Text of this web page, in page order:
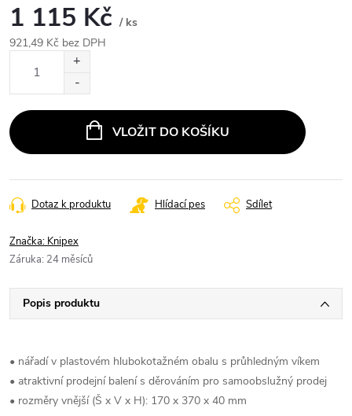
1 115 Kč / ks
921,49 Kč bez DPH
VLOŽIT DO KOŠÍKU
Dotaz k produktu Hlídací pes Sdílet
Značka: Knipex
Záruka: 24 měsíců
Popis produktu
• nářadí v plastovém hlubokotažném obalu s průhledným víkem
• atraktivní prodejní balení s děrováním pro samoobslužný prodej
• rozměry vnější (Š x V x H): 170 x 370 x 40 mm